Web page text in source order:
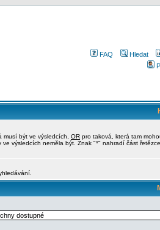
FAQ
Hledat
musí být ve výsledcích, OR pro taková, která tam
ve výsledcích neměla být. Znak "*" nahradí část